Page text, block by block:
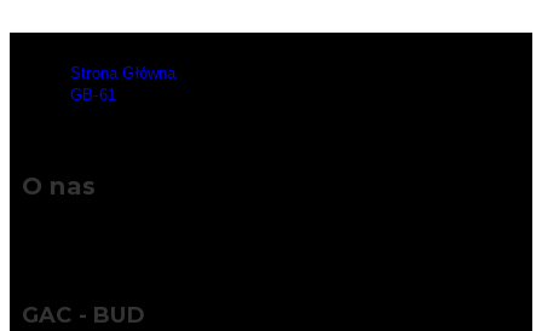
Strona Główna>
GB-61
O nas
GAC - BUD